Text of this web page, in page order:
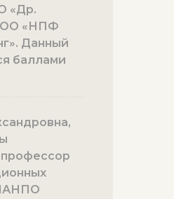
«Др.
«НПФ
Данный
баллами